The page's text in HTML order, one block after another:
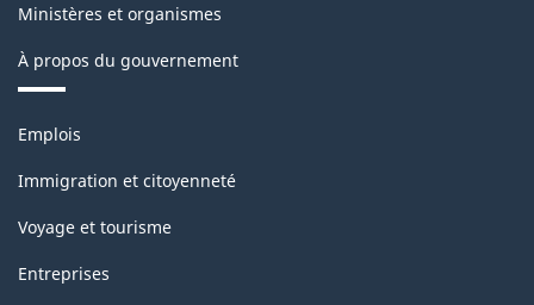
Ministères et organismes
À propos du gouvernement
Thèmes
sujets
Emplois
Immigration et citoyenneté
Voyage et tourisme
Entreprises